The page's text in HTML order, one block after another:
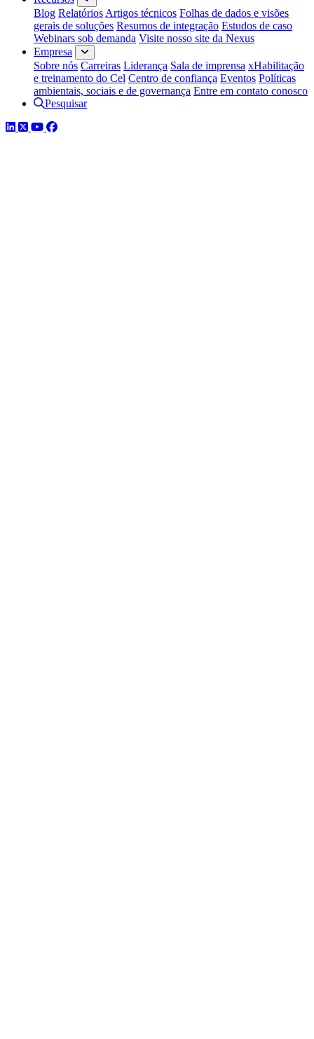
Blog Relatórios Artigos técnicos Folhas de dados e visões
gerais de soluções Resumos de integração Estudos de caso
Webinars sob demanda Visite nosso site da Nexus
Empresa
Sobre nós Carreiras Liderança Sala de imprensa xHabilitação
e treinamento do Cel Centro de confiança Eventos Políticas
ambientais, sociais e de governança Entre em contato conosco
Pesquisar
LinkedIn
TwitterYouTube
Facebook